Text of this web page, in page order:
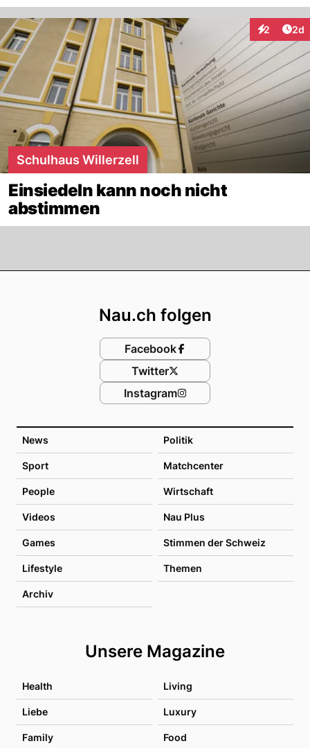
2 2d
Schulhaus Willerzell
Einsiedeln kann noch nicht
abstimmen
News Politik
Sport Matchcenter
People Wirtschaft
Videos Nau Plus
Games Stimmen der Schweiz
Lifestyle Themen
Archiv
Unsere Magazine
Health Living
Liebe Luxury
Family Food
Nau.ch folgen
Facebook
Twitter
Instagram